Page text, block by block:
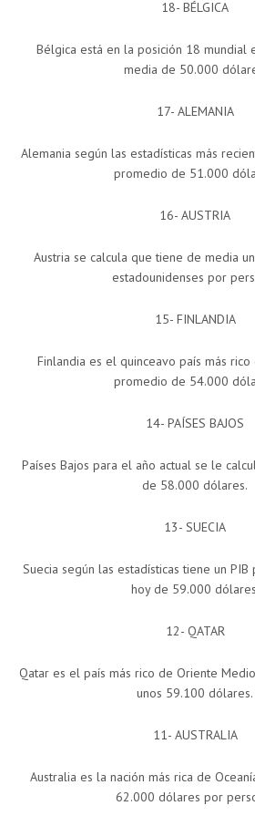
18- BÉLGICA
Bélgica está en la posición 18 mundial
media de 50.000
17- ALEMANIA
Alemania según las estadísticas más
promedio de 51.000
16- AUSTRIA
Austria se calcula que tiene de media
estadounidenses por
15- FINLANDIA
Finlandia es el quinceavo país más
promedio de 54.000
14- PAÍSES BAJOS
Países Bajos para el año actual se le
de 58.000 dólares.
13- SUECIA
Suecia según las estadísticas tiene un
hoy de 59.000
12- QATAR
Qatar es el país más rico de Oriente
unos 59.100 dólares.
11- AUSTRALIA
Australia es la nación más rica de
62.000 dólares por